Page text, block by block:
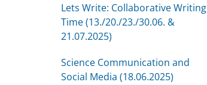
Lets Write: Collaborative Writing
Time (13./20./23./30.06. &
21.07.2025)
Science Communication and
Social Media (18.06.2025)